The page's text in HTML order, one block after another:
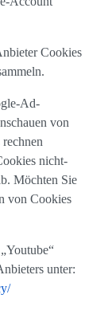
Cookies
Ad-
von
nicht-
Möchten Sie
von Cookies
unter: